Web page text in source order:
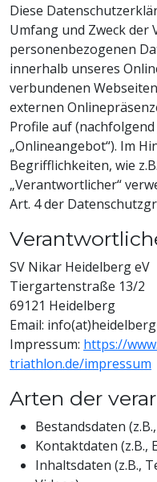
Diese
Umfang und Zweck der
personenbezogenen
innerhalb unseres
verbundenen
externen
Profile auf
„Onlineangebot“). Im
Begrifflichkeiten, wie
„Verantwortlicher“
Art. 4 der
SV Nikar Heidelberg eV
Tiergartenstraße 13/2
69121 Heidelberg
Email:
Impressum: https://
triathlon.de/impressum
Arten der
Bestandsdaten
Kontaktdaten (z.B.,
Inhaltsdaten (z.B.,